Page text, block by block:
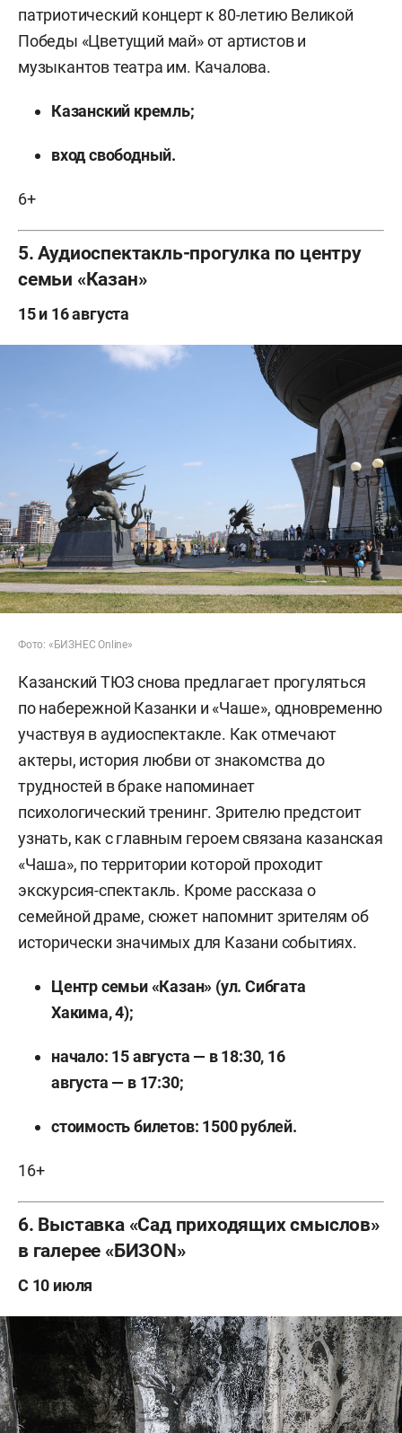
патриотический концерт к 80-летию Великой
Победы «Цветущий май» от артистов и
музыкантов театра им. Качалова.
Казанский кремль;
вход свободный.
6+
5. Аудиоспектакль-прогулка по центру
семьи «Казан»
15 и 16 августа
Фото: «БИЗНЕС Online»
Казанский ТЮЗ снова предлагает прогуляться
по набережной Казанки и «Чаше», одновременно
участвуя в аудиоспектакле. Как отмечают
актеры, история любви от знакомства до
трудностей в браке напоминает
психологический тренинг. Зрителю предстоит
узнать, как с главным героем связана казанская
«Чаша», по территории которой проходит
экскурсия-спектакль. Кроме рассказа о
семейной драме, сюжет напомнит зрителям об
исторически значимых для Казани событиях.
Центр семьи «Казан» (ул. Сибгата
Хакима, 4);
начало: 15 августа — в 18:30, 16
августа — в 17:30;
стоимость билетов: 1500 рублей.
16+
6. Выставка «Сад приходящих смыслов»
в галерее «БИЗОN»
С 10 июля